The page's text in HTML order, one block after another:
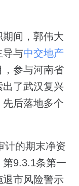
间，郭伟大
导与中交地产
参与河南省
出了武汉复兴
后落地多个
计的期末净资
9.3.1条第一
市风险警示